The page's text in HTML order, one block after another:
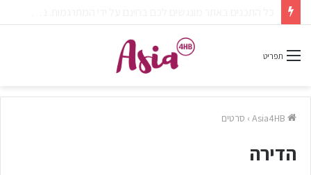
תפריט
› סרטים
הדירה